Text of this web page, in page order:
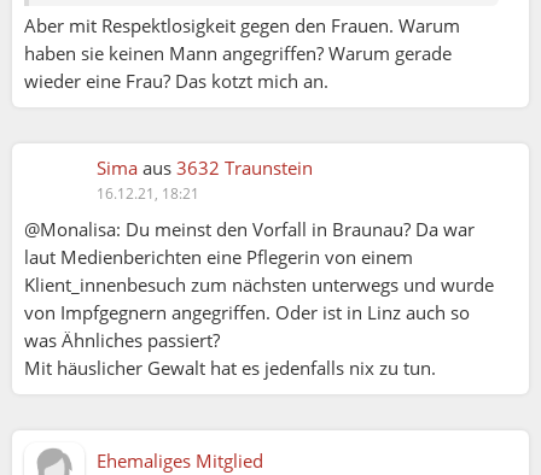
Aber mit Respektlosigkeit gegen den Frauen. Warum
haben sie keinen Mann angegriffen? Warum gerade
wieder eine Frau? Das kotzt mich an.
Sima aus 3632 Traunstein
16.12.21, 18:21
@Monalisa: Du meinst den Vorfall in Braunau? Da war
laut Medienberichten eine Pflegerin von einem
Klient_innenbesuch zum nächsten unterwegs und wurde
von Impfgegnern angegriffen. Oder ist in Linz auch so
was Ähnliches passiert?
Mit häuslicher Gewalt hat es jedenfalls nix zu tun.
Ehemaliges Mitglied